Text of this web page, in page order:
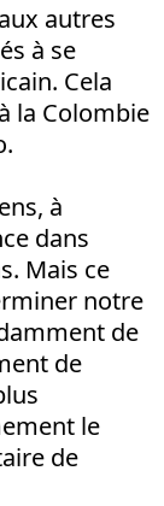
autres
à se
Cela
la Colombie
à
dans
Mais ce
notre
de
de
le
de